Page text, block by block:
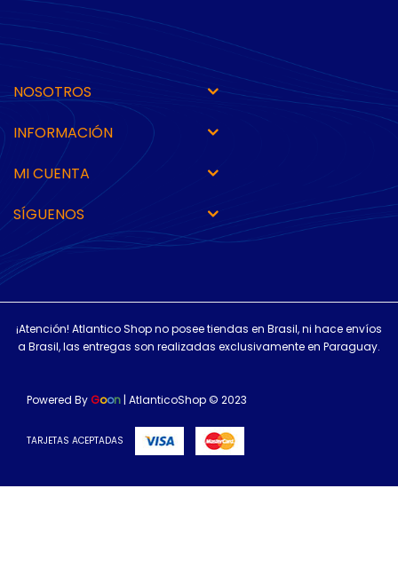
NOSOTROS
INFORMACIÓN
MI CUENTA
SÍGUENOS
¡Atención! Atlantico Shop no posee tiendas en Brasil, ni hace envíos
a Brasil, las entregas son realizadas exclusivamente en Paraguay.
Powered By Goon | AtlanticoShop © 2023
TARJETAS ACEPTADAS